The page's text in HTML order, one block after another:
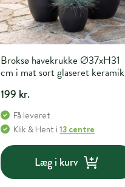
Broksø havekrukke Ø37xH31
cm i mat sort glaseret keramik
199 kr.
Få leveret
Klik & Hent i13 centre
Læg i kurv